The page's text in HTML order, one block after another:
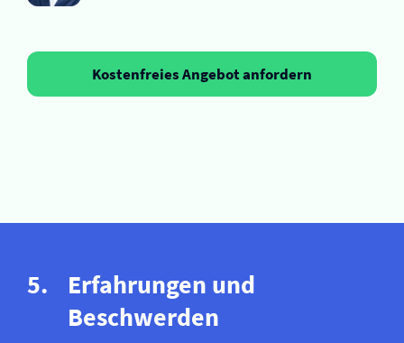
Kostenfreies Angebot anfordern
Erfahrungen und
Beschwerden